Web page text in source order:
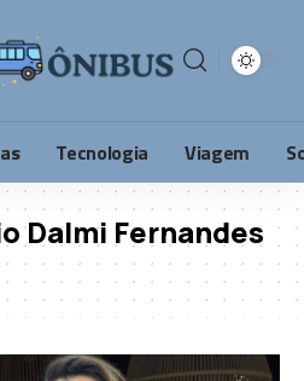
Tecnologia Viagem
Dalmi Fernandes